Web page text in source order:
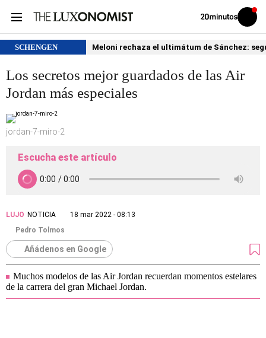
Volver
Iniciar
sesión
SCHENGEN Meloni rechaza el ultimátum de Sánchez:
Los secretos mejor guardados de las Air
Jordan más especiales
jordan-7-miro-2
Escucha este artículo
LUJO NOTICIA
18 mar 2022 - 08:13
Pedro Tolmos
Añádenos en Google
Muchos modelos de las Air Jordan recuerdan momentos estelares
de la carrera del gran Michael Jordan.